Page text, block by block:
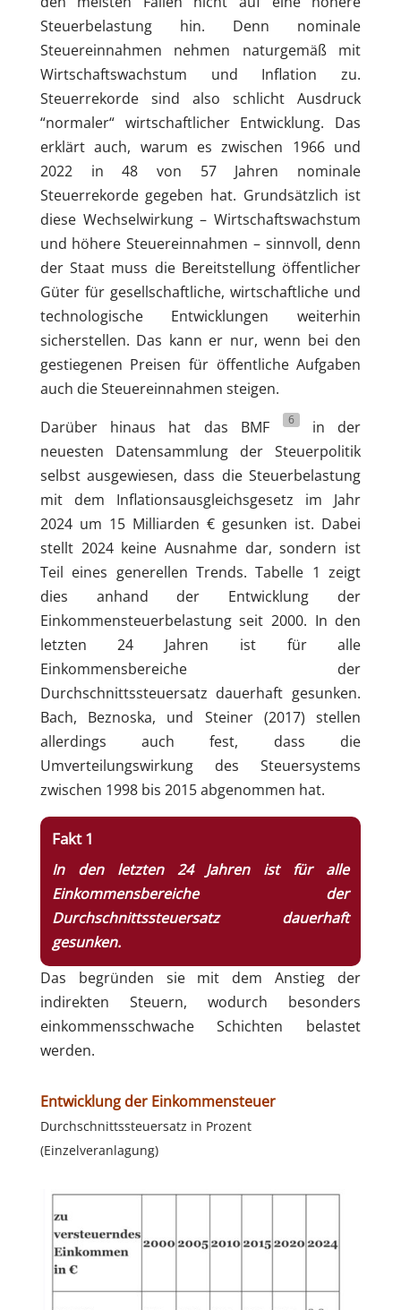
Steuerbelastung hin. Denn nominale
Steuereinnahmen nehmen naturgemäß mit
Wirtschaftswachstum und Inflation zu.
Steuerrekorde sind also schlicht Ausdruck
“normaler“ wirtschaftlicher Entwicklung. Das
erklärt auch, warum es zwischen 1966 und
2022 in 48 von 57 Jahren nominale
Steuerrekorde gegeben hat. Grundsätzlich ist
diese Wechselwirkung – Wirtschaftswachstum
und höhere Steuereinnahmen – sinnvoll, denn
der Staat muss die Bereitstellung öffentlicher
Güter für gesellschaftliche, wirtschaftliche und
technologische Entwicklungen weiterhin
sicherstellen. Das kann er nur, wenn bei den
gestiegenen Preisen für öffentliche Aufgaben
auch die Steuereinnahmen steigen.
Darüber hinaus hat das BMF
6 in der
neuesten Datensammlung der Steuerpolitik
selbst ausgewiesen, dass die Steuerbelastung
mit dem Inflationsausgleichsgesetz im Jahr
2024 um 15 Milliarden € gesunken ist. Dabei
stellt 2024 keine Ausnahme dar, sondern ist
Teil eines generellen Trends. Tabelle 1 zeigt
dies anhand der Entwicklung der
Einkommensteuerbelastung seit 2000. In den
letzten 24 Jahren ist für alle
Einkommensbereiche der
Durchschnittssteuersatz dauerhaft gesunken.
Bach, Beznoska, und Steiner (2017) stellen
allerdings auch fest, dass die
Umverteilungswirkung des Steuersystems
zwischen 1998 bis 2015 abgenommen hat.
Fakt 1
In den letzten 24 Jahren ist für alle
Einkommensbereiche der
Durchschnittssteuersatz dauerhaft
gesunken.
Das begründen sie mit dem Anstieg der
indirekten Steuern, wodurch besonders
einkommensschwache Schichten belastet
werden.
Entwicklung der Einkommensteuer
Durchschnittssteuersatz in Prozent
(Einzelveranlagung)